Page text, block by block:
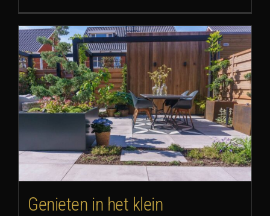
Genieten in het klein